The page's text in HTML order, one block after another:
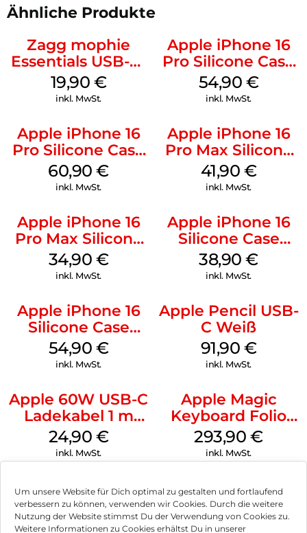
Um unsere Website für Dich optimal zu gestalten und fortlaufend
verbessern zu können, verwenden wir Cookies. Durch die weitere
Nutzung der Website stimmst Du der Verwendung von Cookies zu.
Weitere Informationen zu Cookies erhältst Du in unserer
Ähnliche Produkte
Zagg mophie
Essentials USB-C-
20W Charger PD
Weiß
19,90 €
inkl. MwSt.
Apple iPhone 16
Pro Silicone Case
MagSafe Black
54,90 €
inkl. MwSt.
Apple iPhone 16
Pro Silicone Case
MagSafe Stone
Gray
60,90€
inkl. MwSt.
Apple iPhone 16
Pro Max Silicone
Case MagSafe
Ultramarine
41,90 €
inkl. MwSt.
Apple iPhone 16
Pro Max Silicone
Case MagSafe
Denim
34,90 €
inkl. MwSt.
Apple iPhone 16
Silicone Case
MagSafe
Ultramarine
38,90€
inkl. MwSt.
Apple iPhone 16
Silicone Case
MagSafe Lake
Green
54,90 €
inkl. MwSt.
Apple Pencil USB-
C Weiß
91,90 €
inkl. MwSt.
Apple 60W USB-C
Ladekabel 1 m
Weiß
24,90 €
inkl. MwSt.
Apple Magic
Keyboard Folio
iPad 10.9″ (10.Gen.)
Weiß
293,90€
inkl. MwSt.
Impressum